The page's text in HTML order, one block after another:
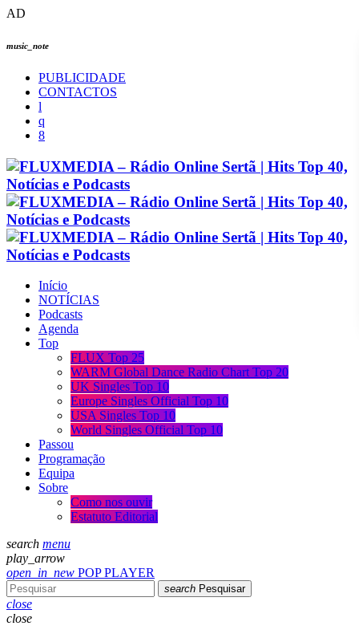
AD
music_note
PUBLICIDADE
CONTACTOS
Início
NOTÍCIAS
Podcasts
Agenda
Top
FLUX Top 25
WARM Global Dance Radio Chart Top 20
UK Singles Top 10
Europe Singles Official Top 10
USA Singles Top 10
World Singles Official Top 10
Passou
Programação
Equipa
Sobre
Como nos ouvir
Estatuto Editorial
search menu
play_arrow
open_in_new POP PLAYER
search Pesquisar
close
close